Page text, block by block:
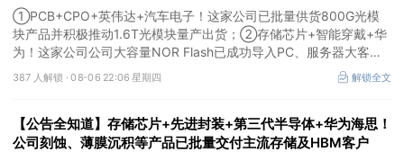
①PCB+CPO+英伟达+汽车电子！这家公司已批量供货800G光模
块产品并积极推动1.6T光模块量产出货；②存储芯片+智能穿戴+华
为！这家公司公司大容量NOR Flash已成功导入PC、服务器大客
户；③边缘计算+智慧灯杆！公司拟跨界布局固态存储标的。
387 人解锁 ·08-06 22:06 星期四 解锁全文
【公告全知道】存储芯片+先进封装+第三代半导体+华为海思！
公司刻蚀、薄膜沉积等产品已批量交付主流存储及HBM客户